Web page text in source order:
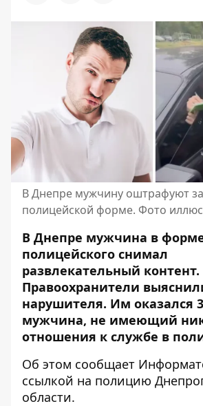
В Днепре мужчину оштрафуют
полицейской форме. Фото
В Днепре мужчина в
полицейского снимал
развлекательный контент.
Правоохранители
нарушителя. Им оказался
мужчина, не имеющий
отношения к службе в
Об этом сообщает
ссылкой на полицию
области.